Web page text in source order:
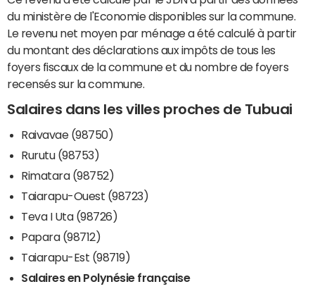
du ministère de l'Economie disponibles sur la commune.
Le revenu net moyen par ménage a été calculé à partir
du montant des déclarations aux impôts de tous les
foyers fiscaux de la commune et du nombre de foyers
recensés sur la commune.
Salaires dans les villes proches de Tubuai
Raivavae (98750)
Rurutu (98753)
Rimatara (98752)
Taiarapu-Ouest (98723)
Teva I Uta (98726)
Papara (98712)
Taiarapu-Est (98719)
Salaires en Polynésie française